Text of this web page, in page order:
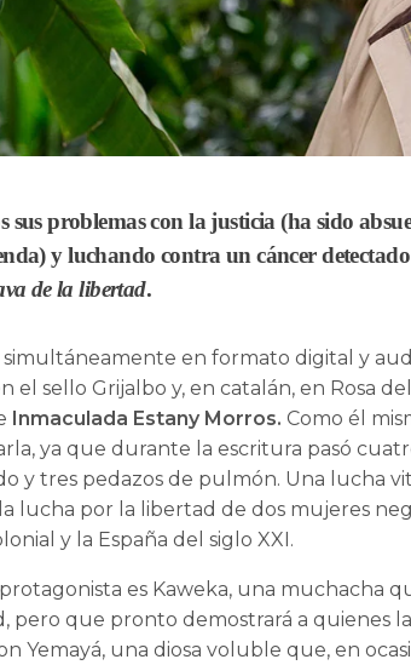
sus problemas con la justicia (ha sido
)y luchando contra un cáncer
de la libertad.
simultáneamente en formato digital y
el sello Grijalbo y, en catalán, en Rosa
Inmaculada Estany Morros. Como él
ya que durante la escritura pasó
y tres pedazos de pulmón. Una lucha
lucha por la libertad de dos mujeres
y la España del siglo XXI.
protagonista es Kaweka, una muchacha
pero que pronto demostrará a quienes
Yemayá, una diosa voluble que, en